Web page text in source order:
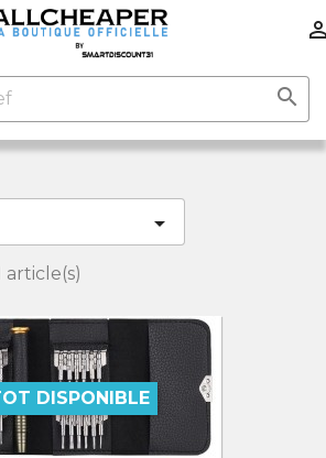


article(s)
DISPONIBLE